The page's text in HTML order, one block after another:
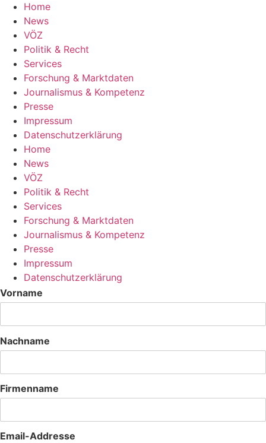
Home
News
VÖZ
Politik & Recht
Services
Forschung & Marktdaten
Journalismus & Kompetenz
Presse
Impressum
Datenschutzerklärung
Home
News
VÖZ
Politik & Recht
Services
Forschung & Marktdaten
Journalismus & Kompetenz
Presse
Impressum
Datenschutzerklärung
Vorname
Nachname
Firmenname
Email-Addresse